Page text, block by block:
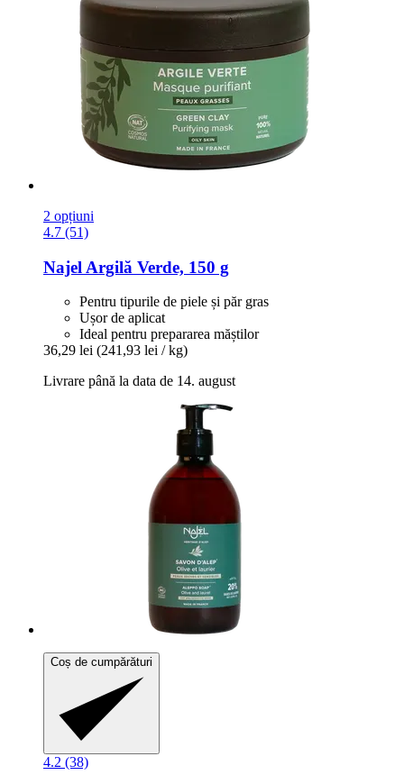
2 opțiuni
4.7 (51)
Najel Argilă Verde, 150 g
Pentru tipurile de piele și păr gras
Ușor de aplicat
Ideal pentru prepararea măștilor
36,29 lei (241,93 lei / kg)
Livrare până la data de 14. august
Coș de cumpărături
4.2 (38)